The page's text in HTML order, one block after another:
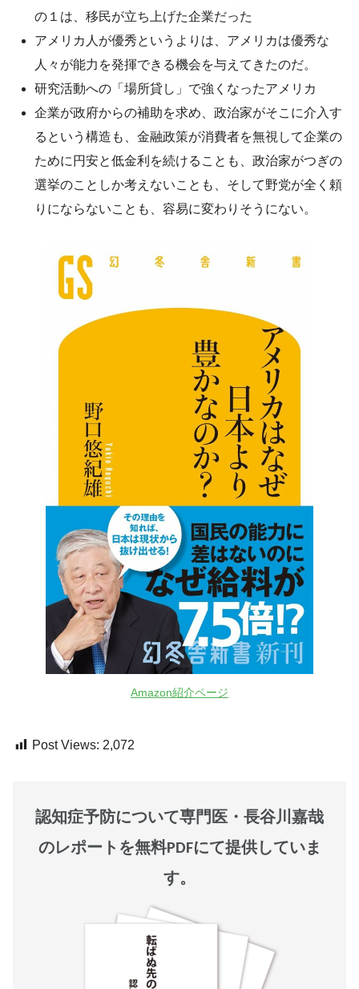
の１は、移民が立ち上げた企業だった
アメリカ人が優秀というよりは、アメリカは優秀な
人々が能力を発揮できる機会を与えてきたのだ。
研究活動への「場所貸し」で強くなったアメリカ
企業が政府からの補助を求め、政治家がそこに介入す
るという構造も、金融政策が消費者を無視して企業の
ために円安と低金利を続けることも、政治家がつぎの
選挙のことしか考えないことも、そして野党が全く頼
りにならないことも、容易に変わりそうにない。
Amazon紹介ページ
Post Views: 2,072
認知症予防について専門医・長谷川嘉哉
のレポートを無料PDFにて提供していま
す。